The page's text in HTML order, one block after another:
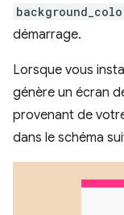
démarrage.
Lorsque vous
génère un écran
provenant de
dans le schéma